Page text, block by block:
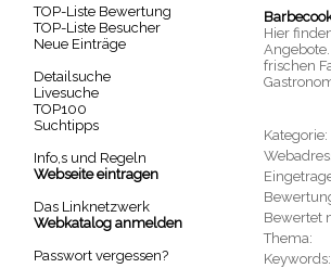
TOP-Liste Bewertung
TOP-Liste Besucher
Neue Einträge
Detailsuche
Livesuche
TOP100
Suchtipps
Info,s und Regeln
Webseite eintragen
Das Linknetzwerk
Webkatalog anmelden
Passwort vergessen?
Hier
frischen
Kategorie:
Bewertet
Thema:
Keywords: